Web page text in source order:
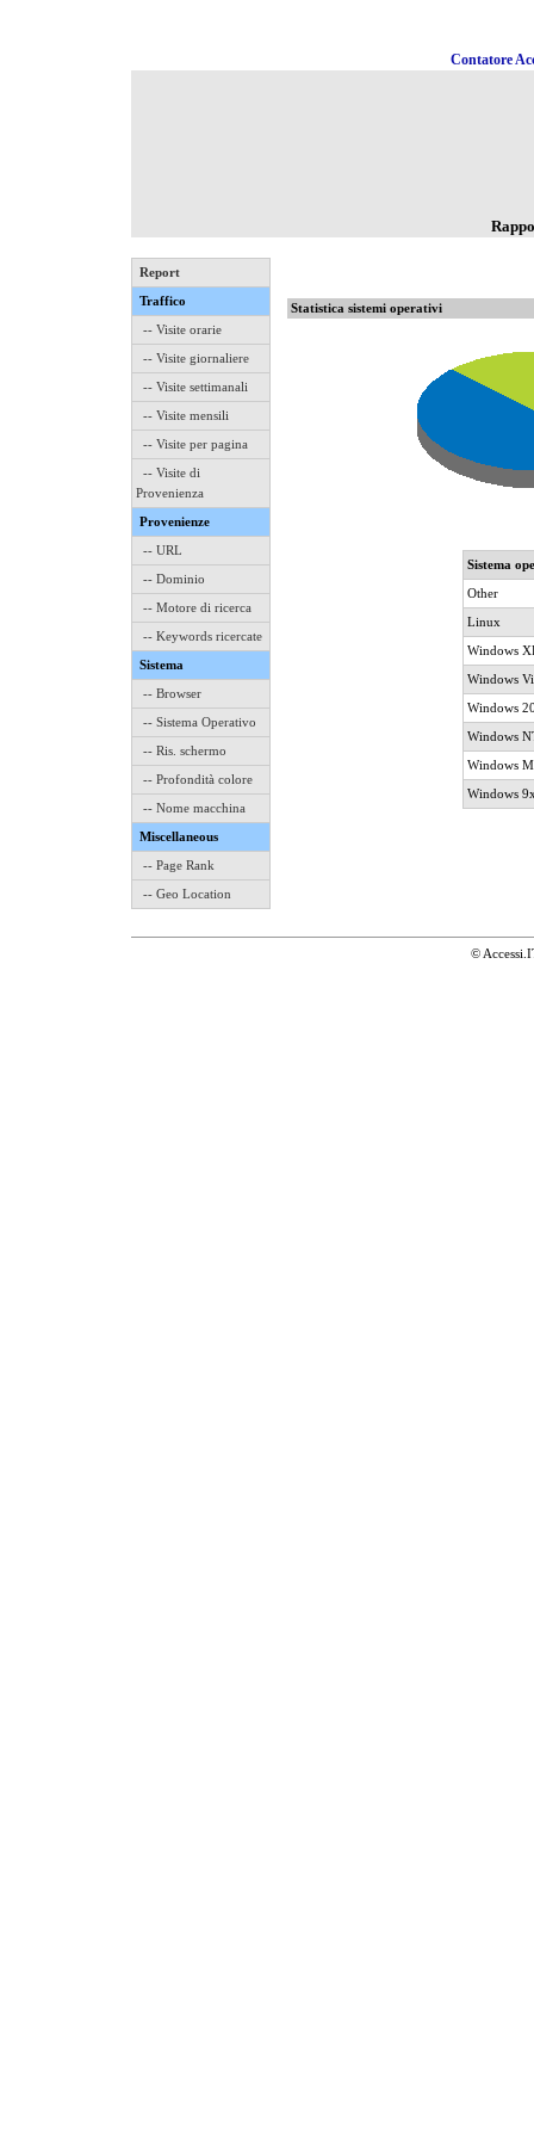
Contatore
Report
Traffico
-- Visite orarie
-- Visite giornaliere
-- Visite settimanali
-- Visite mensili
-- Visite per pagina
-- Visite di
Provenienza
Provenienze
-- URL
-- Dominio
-- Motore di ricerca
-- Keywords ricercate
Sistema
-- Browser
-- Sistema Operativo
-- Ris. schermo
-- Profondità colore
-- Nome macchina
Miscellaneous
-- Page Rank
-- Geo Location
Statistica sistemi operativi
Sistema
Other
Linux
Windows
Windows
Windows
Windows
Windows
Windows
©